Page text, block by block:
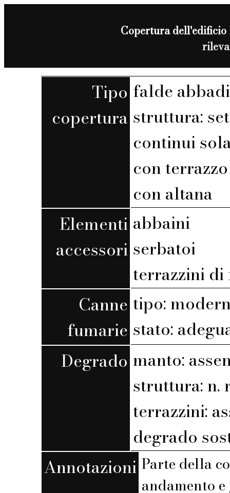
Copertura
Tipo
copertura
falde
struttura:
continui
con
con altana
Elementi
accessori
abbaini
serbatoi
terrazzini
Canne
fumarie
tipo:
stato:
Degrado manto:
struttura: n.
terrazzini:
degrado
Annotazioni Parte della
andamento